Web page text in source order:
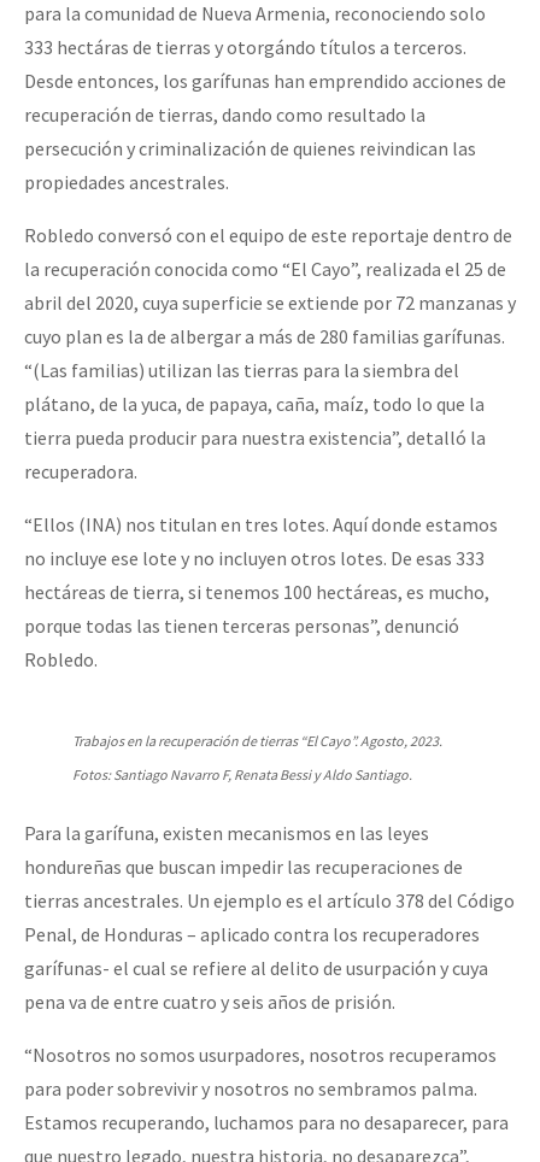
para la comunidad de Nueva Armenia, reconociendo solo
333 hectáras de tierras y otorgándo títulos a terceros.
Desde entonces, los garífunas han emprendido acciones de
recuperación de tierras, dando como resultado la
persecución y criminalización de quienes reivindican las
propiedades ancestrales.
Robledo conversó con el equipo de este reportaje dentro de
la recuperación conocida como “El Cayo”, realizada el 25 de
abril del 2020, cuya superficie se extiende por 72 manzanas y
cuyo plan es la de albergar a más de 280 familias garífunas.
“(Las familias) utilizan las tierras para la siembra del
plátano, de la yuca, de papaya, caña, maíz, todo lo que la
tierra pueda producir para nuestra existencia”, detalló la
recuperadora.
“Ellos (INA) nos titulan en tres lotes. Aquí donde estamos
no incluye ese lote y no incluyen otros lotes. De esas 333
hectáreas de tierra, si tenemos 100 hectáreas, es mucho,
porque todas las tienen terceras personas”, denunció
Robledo.
Trabajos en la recuperación de tierras “El Cayo”. Agosto, 2023.
Fotos: Santiago Navarro F, Renata Bessi y Aldo Santiago.
Para la garífuna, existen mecanismos en las leyes
hondureñas que buscan impedir las recuperaciones de
tierras ancestrales. Un ejemplo es el artículo 378 del Código
Penal, de Honduras – aplicado contra los recuperadores
garífunas- el cual se refiere al delito de usurpación y cuya
pena va de entre cuatro y seis años de prisión.
“Nosotros no somos usurpadores, nosotros recuperamos
para poder sobrevivir y nosotros no sembramos palma.
Estamos recuperando, luchamos para no desaparecer, para
que nuestro legado, nuestra historia, no desaparezca”,